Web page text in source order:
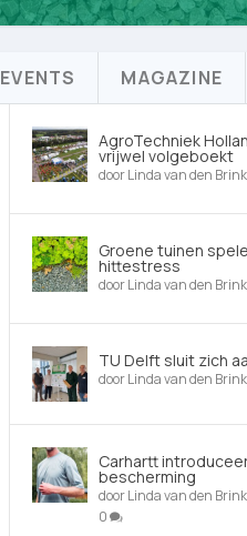
EVENTS MAGAZINE
AgroTechniek
vrijwel volgeboekt
doorLinda van den Brink
Groene tuinen
hittestress
doorLinda van den Brink
TU Delft sluit zich
doorLinda van den Brink
Carhartt
bescherming
doorLinda van den Brink
0